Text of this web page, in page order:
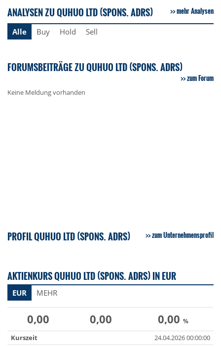
ANALYSEN ZU QUHUO LTD (SPONS. ADRS) mehr Analysen
Alle Buy Hold Sell
FORUMSBEITRÄGE ZU QUHUO LTD (SPONS. ADRS)
zum Forum
Keine Meldung vorhanden
PROFIL QUHUO LTD (SPONS. ADRS) zum Unternehmensprofil
AKTIENKURS QUHUO LTD (SPONS. ADRS) IN EUR
EUR MEHR
0,00 0,00 0,00 %
Kurszeit 24.04.2026 00:00:00